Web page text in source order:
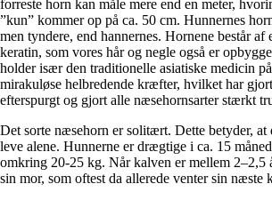
forreste horn kan måle mere end en meter,
”kun” kommer op på ca. 50 cm. Hunnernes
men tyndere, end hannernes. Hornene består af
keratin, som vores hår og negle også er
holder især den traditionelle asiatiske medicin
mirakuløse helbredende kræfter, hvilket har
efterspurgt og gjort alle næsehornsarter stærkt
Det sorte næsehorn er solitært. Dette betyder,
leve alene. Hunnerne er drægtige i ca. 15
omkring 20-25 kg. Når kalven er mellem 2–2,5
sin mor, som oftest da allerede venter sin næste